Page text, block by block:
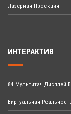
Лазерная Проекция
ИНТЕРАКТИВ
84 Мультитач Дисплей
Виртуальная